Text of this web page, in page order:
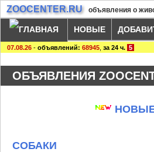
ZOOCENTER.RU объявления о
НОВЫЕ
07.08.26 - объявлений: 68945 за 24 ч. 5
ОБЪЯВЛЕНИЯ
СОБАКИ